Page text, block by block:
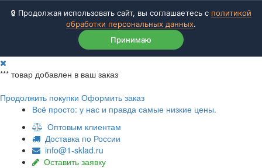
🔒 Продолжая использовать сайт, вы соглашаетесь с политикой
обработки персональных данных.
Принимаю
*** товар добавлен в ваш заказ
Продолжить покупки Оформить заказ
Всё просто: у нас и правда самые низкие цены.
Оптовым клиентам
Доставка по России
info@1-sklad.ru
Оставить заявку